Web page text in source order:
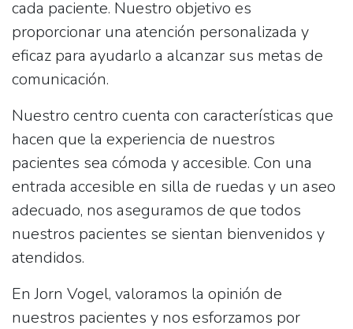
cada paciente. Nuestro objetivo es
proporcionar una atención personalizada y
eficaz para ayudarlo a alcanzar sus metas de
comunicación.
Nuestro centro cuenta con características que
hacen que la experiencia de nuestros
pacientes sea cómoda y accesible. Con una
entrada accesible en silla de ruedas y un aseo
adecuado, nos aseguramos de que todos
nuestros pacientes se sientan bienvenidos y
atendidos.
En Jorn Vogel, valoramos la opinión de
nuestros pacientes y nos esforzamos por